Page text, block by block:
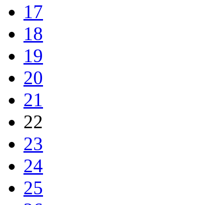
17
18
19
20
21
22
23
24
25